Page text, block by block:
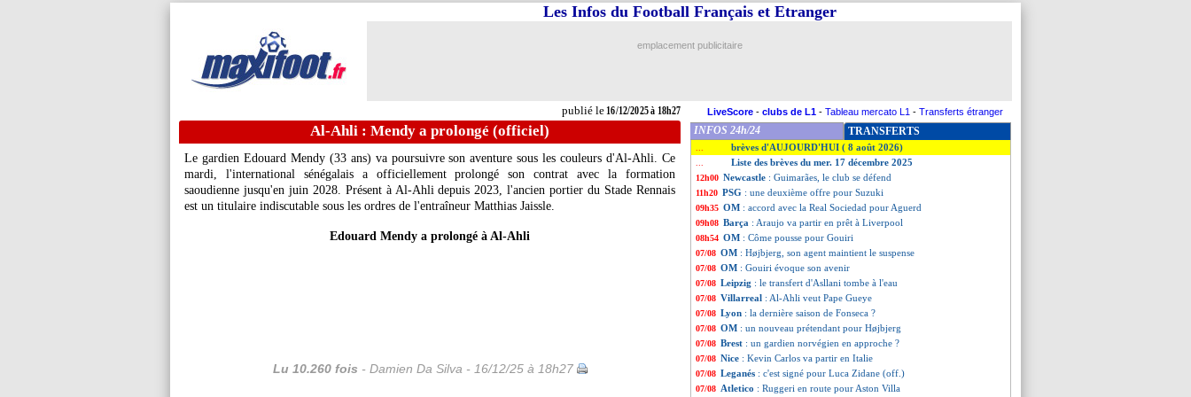
publié le16/12/2025 à 18h27
Les Infos du Football Français et Etranger
emplacement publicitaire
LiveScore - clubs de L1 - Tableau mercato L1 - Transferts étranger
Al-Ahli : Mendy a prolongé (officiel)
Le gardien Edouard Mendy (33 ans) va poursuivre son aventure sous les couleurs d'Al-Ahli. Ce
mardi, l'international sénégalais a officiellement prolongé son contrat avec la formation
saoudienne jusqu'en juin 2028. Présent à Al-Ahli depuis 2023, l'ancien portier du Stade Rennais
est un titulaire indiscutable sous les ordres de l'entraîneur Matthias Jaissle.
Edouard Mendy a prolongé à Al-Ahli
Lu 10.260 fois - Damien Da Silva - 16/12/25 à 18h27
INFOS 24h/24 TRANSFERTS
brèves d'AUJOURD'HUI ( 8 août 2026)
Liste des brèves du mer. 17 décembre 2025
12h00 Newcastle : Guimarães, le club se défend
11h20 PSG : une deuxième offre pour Suzuki
09h35 OM : accord avec la Real Sociedad pour Aguerd
09h08 Barça : Araujo va partir en prêt à Liverpool
08h54 OM : Côme pousse pour Gouiri
07/08 OM : Højbjerg, son agent maintient le suspense
07/08 OM : Gouiri évoque son avenir
07/08 Leipzig : le transfert d'Asllani tombe à l'eau
07/08 Villarreal : Al-Ahli veut Pape Gueye
07/08 Lyon : la dernière saison de Fonseca ?
07/08 OM : un nouveau prétendant pour Højbjerg
07/08 Brest : un gardien norvégien en approche ?
07/08 Nice : Kevin Carlos va partir en Italie
07/08 Leganés : c'est signé pour Luca Zidane (off.)
07/08 Atletico : Ruggeri en route pour Aston Villa